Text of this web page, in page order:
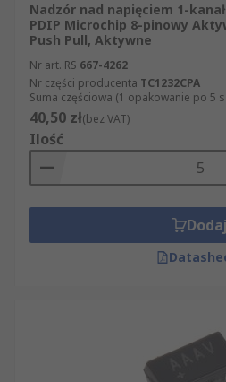
Nadzór nad napięciem 1-
PDIP Microchip 8-pinowy
Push Pull, Aktywne
Nr art. RS 667-4262
Nr części producenta TC1232CPA
Suma częściowa (1 opakowanie po 5
40,50 zł(bez VAT)
Ilość
Dodaj